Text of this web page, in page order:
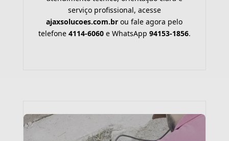
serviço profissional, acesse
ajaxsolucoes.com.br ou fale agora pelo
telefone 4114-6060e WhatsApp 94153-1856.